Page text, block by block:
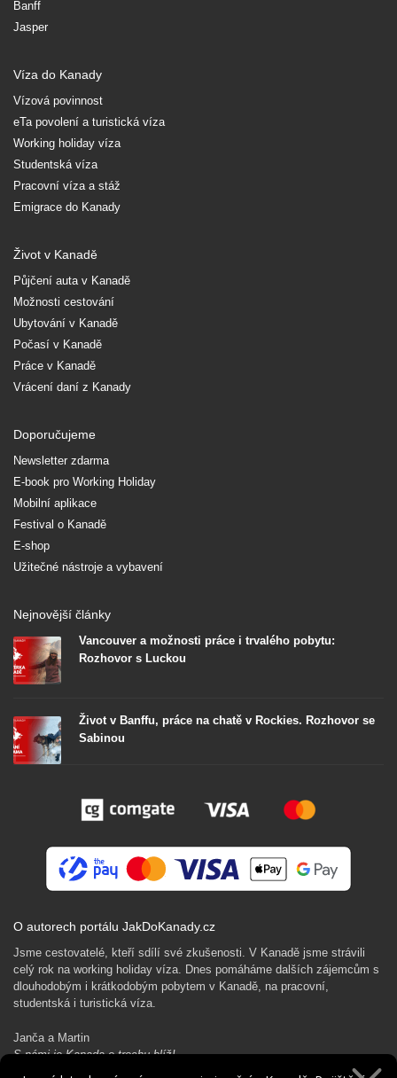
Banff
Jasper
Víza do Kanady
Vízová povinnost
eTa povolení a turistická víza
Working holiday víza
Studentská víza
Pracovní víza a stáž
Emigrace do Kanady
Život v Kanadě
Půjčení auta v Kanadě
Možnosti cestování
Ubytování v Kanadě
Počasí v Kanadě
Práce v Kanadě
Vrácení daní z Kanady
Doporučujeme
Newsletter zdarma
E-book pro Working Holiday
Mobilní aplikace
Festival o Kanadě
E-shop
Užitečné nástroje a vybavení
Nejnovější články
Vancouver a možnosti práce i trvalého pobytu:
Rozhovor s Luckou
Život v Banffu, práce na chatě v Rockies. Rozhovor se
Sabinou
O autorech portálu JakDoKanady.cz
Jsme cestovatelé, kteří sdílí své zkušenosti. V Kanadě jsme strávili
celý rok na working holiday víza. Dnes pomáháme dalších zájemcům s
dlouhodobým i krátkodobým pobytem v Kanadě, na pracovní,
studentská i turistická víza.
Janča a Martin
S námi je Kanada o trochu blíž!